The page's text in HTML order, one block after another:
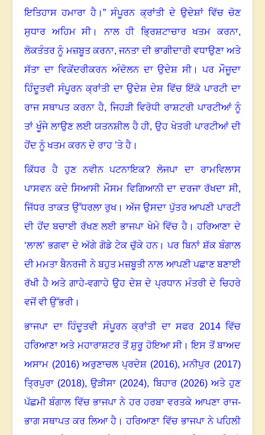
ਇਤਿਹਾਸ ਹਮਾਰਾ ਹੈ।” ਸੰਪੂਰਨ ਕ੍ਰਾਂਤੀ ਦੇ ਉਦੇਸ਼ਾਂ ਵਿੱਚ ਚੋਣ
ਸੁਧਾਰ ਅਹਿਮ ਸੀ। ਨਾਲ ਹੀ ਭ੍ਰਿਸ਼ਟਾਚਾਰ ਖਤਮ ਕਰਨਾ,
ਲੋਕਤੰਤਰ ਨੂੰ ਮਜ਼ਬੂਤ ਕਰਨਾ,ਜਨਤਾ ਦੀ ਭਾਗੀਦਾਰੀ ਵਧਾਉਣਾ ਅਤੇ
ਸੱਤਾ ਦਾ ਵਿਕੇਂਦਰੀਕਰਨ ਅੰਦੋਲਨ ਦਾ ਉਦੇਸ਼ ਸੀ। ਪਰ ਮੌਜੂਦਾ
ਹਿੰਦੂਤਵੀ ਸੰਪੂਰਨ ਕ੍ਰਾਂਤੀ ਦਾ ਉਦੇਸ਼ ਦੇਸ਼ ਵਿੱਚ ਇੱਕੋ ਪਾਰਟੀ ਦਾ
ਰਾਜ ਸਥਾਪਤ ਕਰਨਾ ਹੈ, ਜਿਹੜੀ ਵਿਰੋਧੀ ਰਾਸ਼ਟਰੀ ਪਾਰਟੀਆਂ ਨੂੰ
ਤਾਂ ਖੂੰਜੇ ਲਾਉਣ ਲਈ ਯਤਨਸ਼ੀਲ ਹੈ ਹੀ,ਉਹ ਖੇਤਰੀ ਪਾਰਟੀਆਂ ਦੀ
ਹੋਂਦ ਨੂੰ ਖਤਮ ਕਰਨ ਦੇ ਰਾਹ ’ਤੇ ਹੈ।
ਕਿੱਧਰ ਹੈ ਹੁਣ ਨਵੀਨ ਪਟਨਾਇਕ?ਲੋਜਪਾ ਦਾ ਰਾਮਵਿਲਾਸ
ਪਾਸਵਨ ਕਦੇ ਸਿਆਸੀ ਮੌਸਮ ਵਿਗਿਆਨੀ ਦਾ ਦਰਜਾ ਰੱਖਦਾ ਸੀ,
ਜਿੱਧਰ ਤਾਕਤ ਉੱਧਰਲਾ ਰੁਖ। ਅੱਜ ਉਸਦਾ ਪੁੱਤਰ ਆਪਣੀ ਪਾਰਟੀ
ਦੀ ਹੋਂਦ ਬਚਾਈ ਰੱਖਣ ਲਈ ਭਾਜਪਾ ਖੇਮੇ ਵਿੱਚ ਹੈ। ਹਰਿਆਣਾ ਦੇ
‘ਲਾਲ’ ਭਗਵਾ ਦੇ ਅੱਗੇ ਗੋਡੇ ਟੇਕ ਚੁੱਕੇ ਹਨ। ਪਰ ਬਿਨਾਂ ਸ਼ੱਕ ਬੰਗਾਲ
ਦੀ ਮਮਤਾ ਬੈਨਰਜੀ ਨੇ ਬਹੁਤ ਮਜ਼ਬੂਤੀ ਨਾਲ ਆਪਣੀ ਪਛਾਣ ਬਣਾਈ
ਰੱਖੀ ਹੈ ਅਤੇ ਗਾਹੇ-ਵਗਾਹੇ ਉਹ ਦੇਸ਼ ਦੇ ਪ੍ਰਧਾਨ ਮੰਤਰੀ ਦੇ ਚਿਹਰੇ
ਵਜੋਂ ਵੀ ਉੱਭਰੀ।
ਭਾਜਪਾ ਦਾ ਹਿੰਦੂਤਵੀ ਸੰਪੂਰਨ ਕ੍ਰਾਂਤੀ ਦਾ ਸਫਰ 2014 ਵਿੱਚ
ਹਰਿਆਣਾ ਅਤੇ ਮਹਾਰਾਸ਼ਟਰ ਤੋਂ ਸ਼ੁਰੂ ਹੋਇਆ ਸੀ। ਇਸ ਤੋਂ ਬਾਅਦ
ਅਸਾਮ (2016) ਅਰੁਣਾਚਲ ਪ੍ਰਦੇਸ਼ (2016),ਮਨੀਪੁਰ (2017)
ਤ੍ਰਿਪੁਰਾ (2018),ਉੜੀਸਾ (2024), ਬਿਹਾਰ (2026) ਅਤੇ ਹੁਣ
ਪੱਛਮੀ ਬੰਗਾਲ ਵਿੱਚ ਭਾਜਪਾ ਨੇ ਹਰ ਹਰਬਾ ਵਰਤਕੇ ਆਪਣਾ ਰਾਜ-
ਭਾਗ ਸਥਾਪਤ ਕਰ ਲਿਆ ਹੈ। ਹਰਿਆਣਾ ਵਿੱਚ ਭਾਜਪਾ ਨੇ ਪਹਿਲੀ